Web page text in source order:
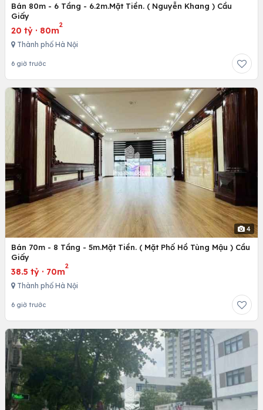
Bán 80m - 6 Tầng - 6.2m.Mặt Tiền. ( Nguyễn Khang ) Cầu
Giấy
20 tỷ · 80m
2
Thành phố Hà Nội
6 giờ trước
4
Bán 70m - 8 Tầng - 5m.Mặt Tiền. ( Mặt Phố Hồ Tùng Mậu ) Cầu
Giấy
38.5 tỷ · 70m
2
Thành phố Hà Nội
6 giờ trước